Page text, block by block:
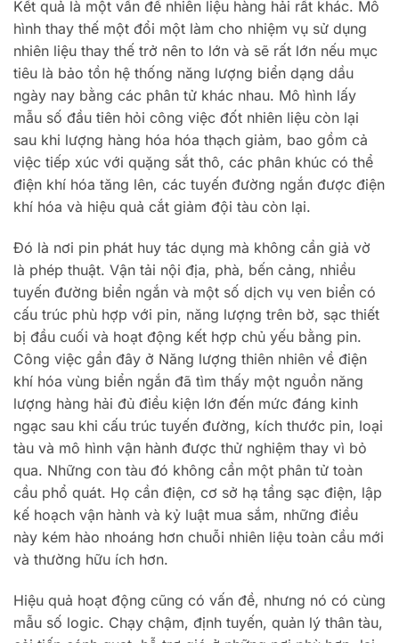
Kết quả là một vấn đề nhiên liệu hàng hải rất khác. Mô
hình thay thế một đổi một làm cho nhiệm vụ sử dụng
nhiên liệu thay thế trở nên to lớn và sẽ rất lớn nếu mục
tiêu là bảo tồn hệ thống năng lượng biển dạng dầu
ngày nay bằng các phân tử khác nhau. Mô hình lấy
mẫu số đầu tiên hỏi công việc đốt nhiên liệu còn lại
sau khi lượng hàng hóa hóa thạch giảm, bao gồm cả
việc tiếp xúc với quặng sắt thô, các phân khúc có thể
điện khí hóa tăng lên, các tuyến đường ngắn được điện
khí hóa và hiệu quả cắt giảm đội tàu còn lại.
Đó là nơi pin phát huy tác dụng mà không cần giả vờ
là phép thuật. Vận tải nội địa, phà, bến cảng, nhiều
tuyến đường biển ngắn và một số dịch vụ ven biển có
cấu trúc phù hợp với pin, năng lượng trên bờ, sạc thiết
bị đầu cuối và hoạt động kết hợp chủ yếu bằng pin.
Công việc gần đây ở Năng lượng thiên nhiên về điện
khí hóa vùng biển ngắn đã tìm thấy một nguồn năng
lượng hàng hải đủ điều kiện lớn đến mức đáng kinh
ngạc sau khi cấu trúc tuyến đường, kích thước pin, loại
tàu và mô hình vận hành được thử nghiệm thay vì bỏ
qua. Những con tàu đó không cần một phân tử toàn
cầu phổ quát. Họ cần điện, cơ sở hạ tầng sạc điện, lập
kế hoạch vận hành và kỷ luật mua sắm, những điều
này kém hào nhoáng hơn chuỗi nhiên liệu toàn cầu mới
và thường hữu ích hơn.
Hiệu quả hoạt động cũng có vấn đề, nhưng nó có cùng
mẫu số logic. Chạy chậm, định tuyến, quản lý thân tàu,